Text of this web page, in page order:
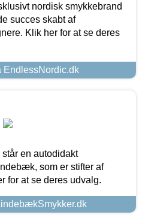
nordisk smykkebrand
succes skabt af
Klik her for at se deres
EndlessNordic.dk
en autodidakt
som er stifter af
for at se deres udvalg.